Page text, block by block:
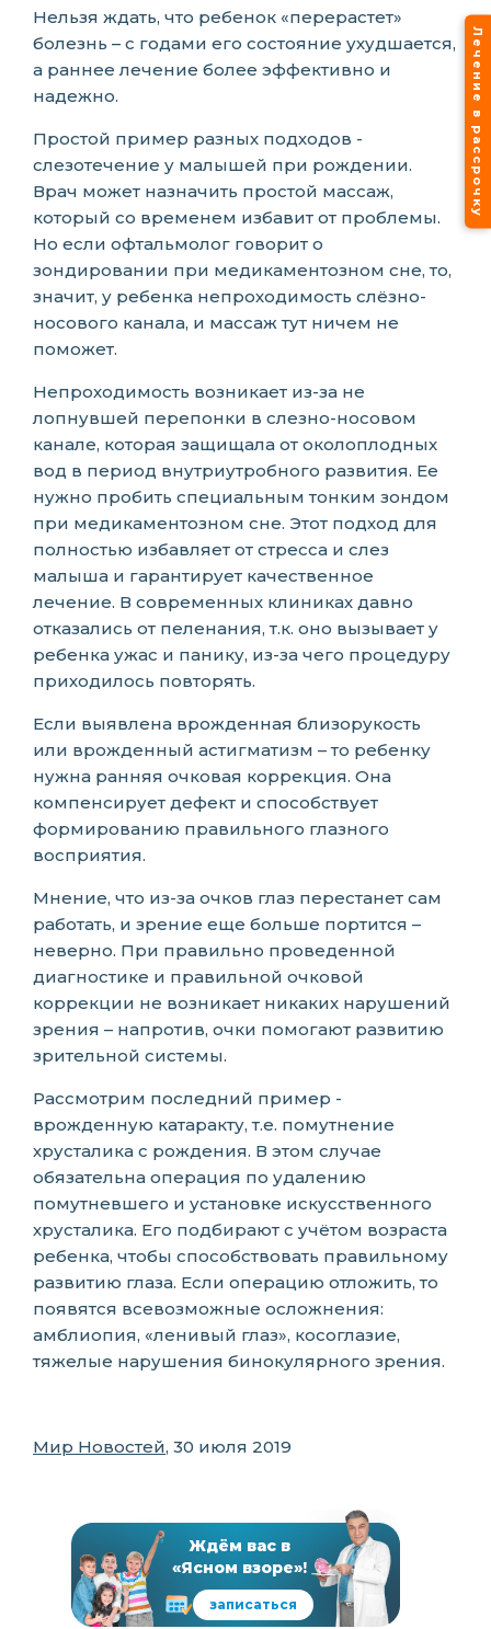
Нельзя ждать, что ребенок «перерастет»
болезнь – с годами его состояние ухудшается,
а раннее лечение более эффективно и
надежно.
Простой пример разных подходов -
слезотечение у малышей при рождении.
Врач может назначить простой массаж,
который со временем избавит от проблемы.
Но если офтальмолог говорит о
зондировании при медикаментозном сне, то,
значит, у ребенка непроходимость слёзно-
носового канала, и массаж тут ничем не
поможет.
Непроходимость возникает из-за не
лопнувшей перепонки в слезно-носовом
канале, которая защищала от околоплодных
вод в период внутриутробного развития. Ее
нужно пробить специальным тонким зондом
при медикаментозном сне. Этот подход для
полностью избавляет от стресса и слез
малыша и гарантирует качественное
лечение. В современных клиниках давно
отказались от пеленания, т.к. оно вызывает у
ребенка ужас и панику, из-за чего процедуру
приходилось повторять.
Если выявлена врожденная близорукость
или врожденный астигматизм – то ребенку
нужна ранняя очковая коррекция. Она
компенсирует дефект и способствует
формированию правильного глазного
восприятия.
Мнение, что из-за очков глаз перестанет сам
работать, и зрение еще больше портится –
неверно. При правильно проведенной
диагностике и правильной очковой
коррекции не возникает никаких нарушений
зрения – напротив, очки помогают развитию
зрительной системы.
Рассмотрим последний пример -
врожденную катаракту, т.е. помутнение
хрусталика с рождения. В этом случае
обязательна операция по удалению
помутневшего и установке искусственного
хрусталика. Его подбирают с учётом возраста
ребенка, чтобы способствовать правильному
развитию глаза. Если операцию отложить, то
появятся всевозможные осложнения:
амблиопия, «ленивый глаз», косоглазие,
тяжелые нарушения бинокулярного зрения.
Мир Новостей, 30 июля 2019
Ждём вас в
«Ясном взоре»!
записаться
Лечение в рассрочку